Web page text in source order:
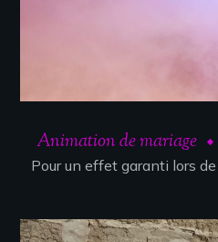
Animation de mariage
Pour un effet garanti lors